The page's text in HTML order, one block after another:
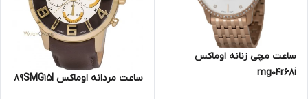
ساعت مچی زنانه اوماکس
mg04r68i
ساعت مردانه اوماکس 89SMG15I